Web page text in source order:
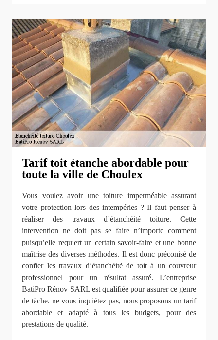
Tarif toit étanche abordable pour
toute la ville de Choulex
Vous voulez avoir une toiture imperméable assurant
votre protection lors des intempéries ? Il faut penser à
réaliser des travaux d’étanchéité toiture. Cette
intervention ne doit pas se faire n’importe comment
puisqu’elle requiert un certain savoir-faire et une bonne
maîtrise des diverses méthodes. Il est donc préconisé de
confier les travaux d’étanchéité de toit à un couvreur
professionnel pour un résultat assuré. L’entreprise
BatiPro Rénov SARL est qualifiée pour assurer ce genre
de tâche. ne vous inquiétez pas, nous proposons un tarif
abordable et adapté à tous les budgets, pour des
prestations de qualité.